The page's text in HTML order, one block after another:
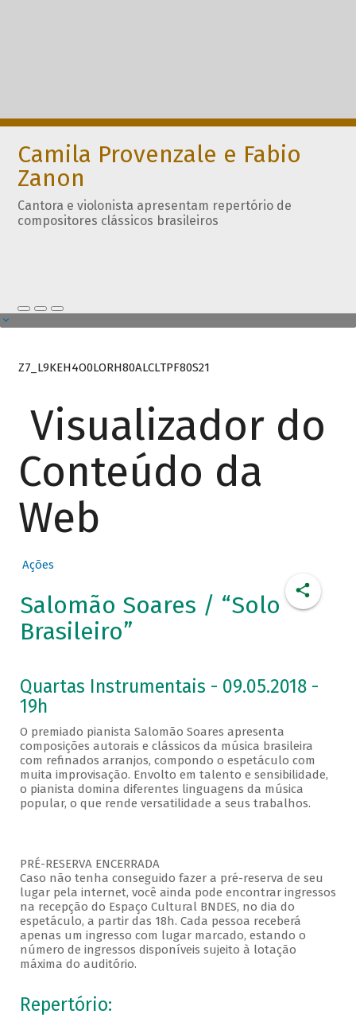
Camila Provenzale e Fabio
Zanon
Cantora e violonista apresentam repertório de
compositores clássicos brasileiros
Z7_L9KEH4O0LORH80ALCLTPF80S21
Visualizador do
Conteúdo da
Web
Ações
Salomão Soares / “Solo
Brasileiro”
Quartas Instrumentais - 09.05.2018 -
19h
O premiado pianista Salomão Soares apresenta
composições autorais e clássicos da música brasileira
com refinados arranjos, compondo o espetáculo com
muita improvisação. Envolto em talento e sensibilidade,
o pianista domina diferentes linguagens da música
popular, o que rende versatilidade a seus trabalhos.
PRÉ-RESERVA ENCERRADA
Caso não tenha conseguido fazer a pré-reserva de seu
lugar pela internet, você ainda pode encontrar ingressos
na recepção do Espaço Cultural BNDES, no dia do
espetáculo, a partir das 18h. Cada pessoa receberá
apenas um ingresso com lugar marcado, estando o
número de ingressos disponíveis sujeito à lotação
máxima do auditório.
Repertório: